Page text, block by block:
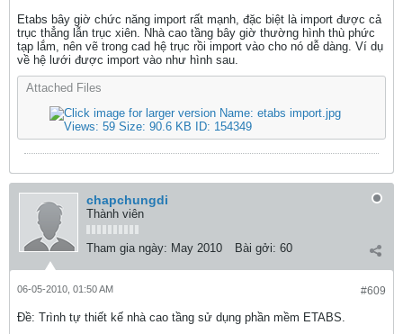
Etabs bây giờ chức năng import rất mạnh, đặc biệt là import được cả
trục thẳng lẫn trục xiên. Nhà cao tầng bây giờ thường hình thù phức
tạp lắm, nên vẽ trong cad hệ trục rồi import vào cho nó dễ dàng. Ví dụ
về hệ lưới được import vào như hình sau.
Attached Files
chapchungdi
Thành viên
Tham gia ngày: May 2010 Bài gởi: 60
#609
06-05-2010, 01:50 AM
Ðề: Trình tự thiết kế nhà cao tầng sử dụng phần mềm ETABS.